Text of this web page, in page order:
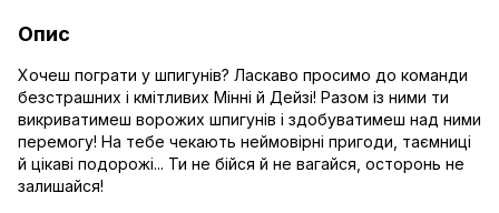
Опис
Хочеш пограти у шпигунів? Ласкаво просимо до команди
безстрашних і кмітливих Мінні й Дейзі! Разом із ними ти
викриватимеш ворожих шпигунів і здобуватимеш над ними
перемогу! На тебе чекають неймовірні пригоди, таємниці
й цікаві подорожі... Ти не бійся й не вагайся, осторонь не
залишайся!